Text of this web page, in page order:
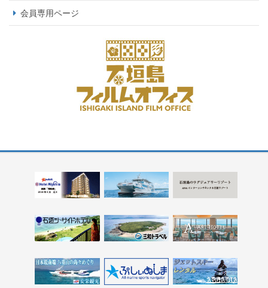
会員専用ページ